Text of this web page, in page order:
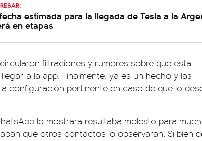
estimada para la llegada de Tesla a la
en etapas
filtraciones y rumores sobre que esta
a la app. Finalmente, ya es un hecho y las
configuración pertinente en caso de que lo
lo mostrara resultaba molesto para
que otros contactos lo observaran. Si bien